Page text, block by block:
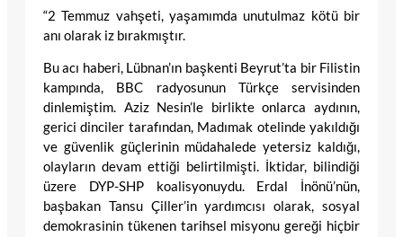
“2 Temmuz vahşeti, yaşamımda unutulmaz kötü bir
anı olarak iz bırakmıştır.
Bu acı haberi, Lübnan’ın başkenti Beyrut’ta bir Filistin
kampında, BBC radyosunun Türkçe servisinden
dinlemiştim. Aziz Nesin’le birlikte onlarca aydının,
gerici dinciler tarafından, Madımak otelinde yakıldığı
ve güvenlik güçlerinin müdahalede yetersiz kaldığı,
olayların devam ettiği belirtilmişti. İktidar, bilindiği
üzere DYP-SHP koalisyonuydu. Erdal İnönü’nün,
başbakan Tansu Çiller’in yardımcısı olarak, sosyal
demokrasinin tükenen tarihsel misyonu gereği hiçbir